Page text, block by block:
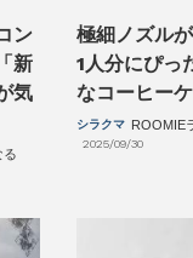
ン
新
気
る
極細ノズル
1人分にぴっ
なコーヒー
シラクマ ROOMIE
2025/09/30